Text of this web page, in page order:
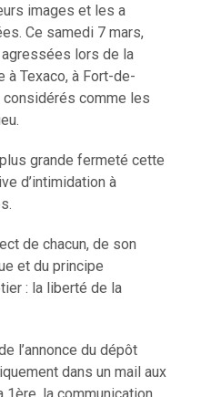
images et les a
Ce samedi 7 mars,
lors de la
à Texaco, à Fort-de-
considérés comme les
grande fermeté cette
d’intimidation à
de chacun, de son
et du principe
: la liberté de la
l’annonce du dépôt
dans un mail aux